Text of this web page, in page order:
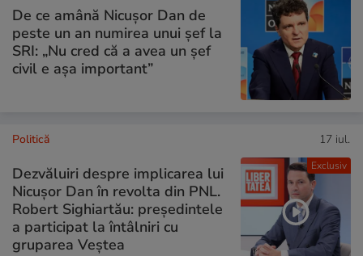
De ce amână Nicușor Dan de
peste un an numirea unui șef la
SRI: „Nu cred că a avea un şef
civil e așa important”
Exclusiv
Politică 17 iul.
Dezvăluiri despre implicarea lui
Nicușor Dan în revolta din PNL.
Robert Sighiartău: președintele
a participat la întâlniri cu
gruparea Veștea